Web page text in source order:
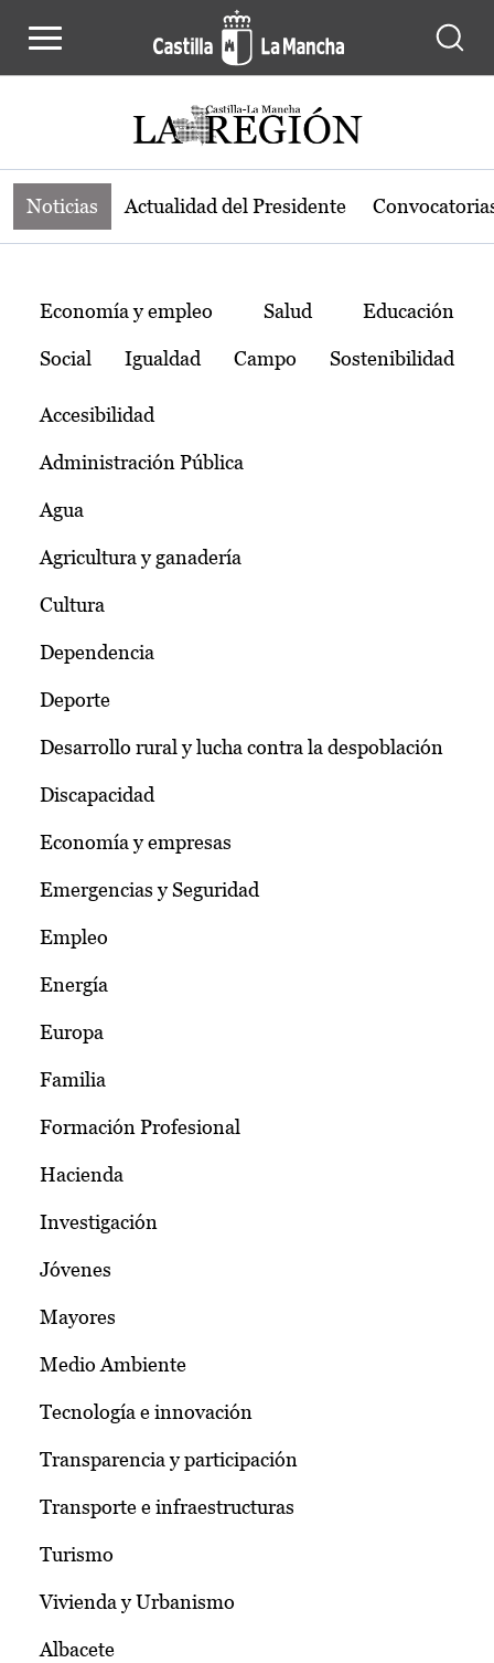
Noticias de la región de Castilla-La
Noticias Actualidad del Presidente
Temas
Economía y empleo Salud Educación
Social Igualdad Campo Sostenibilidad
Accesibilidad
Administración Pública
Agua
Agricultura y ganadería
Cultura
Dependencia
Deporte
Desarrollo rural y lucha contra la despoblación
Discapacidad
Economía y empresas
Emergencias y Seguridad
Empleo
Energía
Europa
Familia
Formación Profesional
Hacienda
Investigación
Jóvenes
Mayores
Medio Ambiente
Tecnología e innovación
Transparencia y participación
Transporte e infraestructuras
Turismo
Vivienda y Urbanismo
Albacete